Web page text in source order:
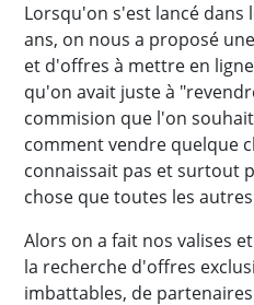
Lorsqu'on s'est lancé dans
ans, on nous a proposé
et d'offres à mettre en
qu'on avait juste à
commision que l'on
comment vendre quelque
connaissait pas et surtout
chose que toutes les
Alors on a fait nos valises
la recherche d'offres
imbattables, de